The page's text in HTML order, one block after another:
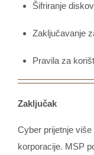
Šifriranje
Zaključavanje
Pravila za
Zaključak
Cyber prijetnje
korporacije. MSP